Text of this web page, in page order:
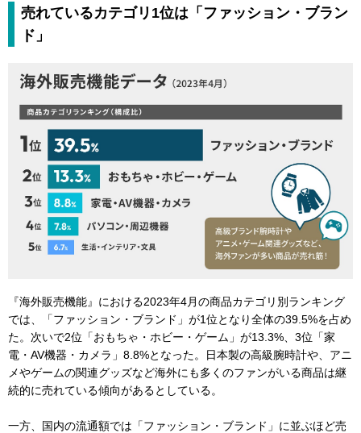
売れているカテゴリ1位は「ファッション・ブラン
ド」
『海外販売機能』における2023年4月の商品カテゴリ別ランキング
では、「ファッション・ブランド」が1位となり全体の39.5%を占め
た。次いで2位「おもちゃ・ホビー・ゲーム」が13.3%、3位「家
電・AV機器・カメラ」8.8%となった。日本製の高級腕時計や、アニ
メやゲームの関連グッズなど海外にも多くのファンがいる商品は継
続的に売れている傾向があるとしている。
一方、国内の流通額では「ファッション・ブランド」に並ぶほど売